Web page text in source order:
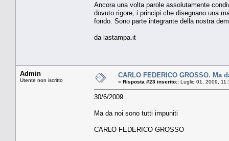
Ancora una volta parole assolutamente
dovuto rigore, i principi che disegnano una
fondo. Sono parte integrante della nostra
da lastampa.it
Admin
Utente non iscritto
CARLO FEDERICO GROSSO.
« Risposta #23 inserito:: Luglio 01, 2009,
30/6/2009
Ma da noi sono tutti impuniti
CARLO FEDERICO GROSSO